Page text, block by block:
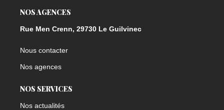
NOS AGENCES
Rue Men Crenn, 29730 Le Guilvinec
Nous contacter
Nos agences
NOS SERVICES
Nos actualités